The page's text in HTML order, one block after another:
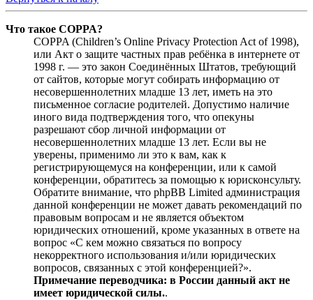
Что такое COPPA?
COPPA (Children’s Online Privacy Protection Act of 1998),
или Акт о защите частных прав ребёнка в интернете от
1998 г. — это закон Соединённых Штатов, требующий
от сайтов, которые могут собирать информацию от
несовершеннолетних младше 13 лет, иметь на это
письменное согласие родителей. Допустимо наличие
иного вида подтверждения того, что опекуны
разрешают сбор личной информации от
несовершеннолетних младше 13 лет. Если вы не
уверены, применимо ли это к вам, как к
регистрирующемуся на конференции, или к самой
конференции, обратитесь за помощью к юрисконсульту.
Обратите внимание, что phpBB Limited администрация
данной конференции не может давать рекомендаций по
правовым вопросам и не является объектом
юридических отношений, кроме указанных в ответе на
вопрос «С кем можно связаться по вопросу
некорректного использования и/или юридических
вопросов, связанных с этой конференцией?».
Примечание переводчика: в России данный акт не
имеет юридической силы..